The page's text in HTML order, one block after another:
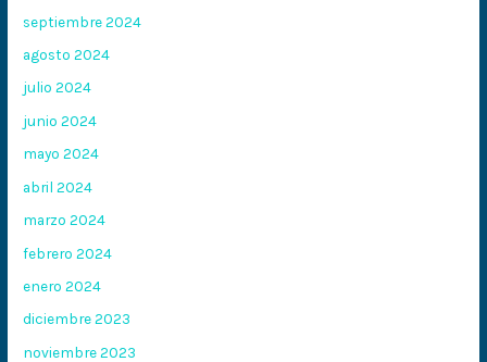
septiembre 2024
agosto 2024
julio 2024
junio 2024
mayo 2024
abril 2024
marzo 2024
febrero 2024
enero 2024
diciembre 2023
noviembre 2023